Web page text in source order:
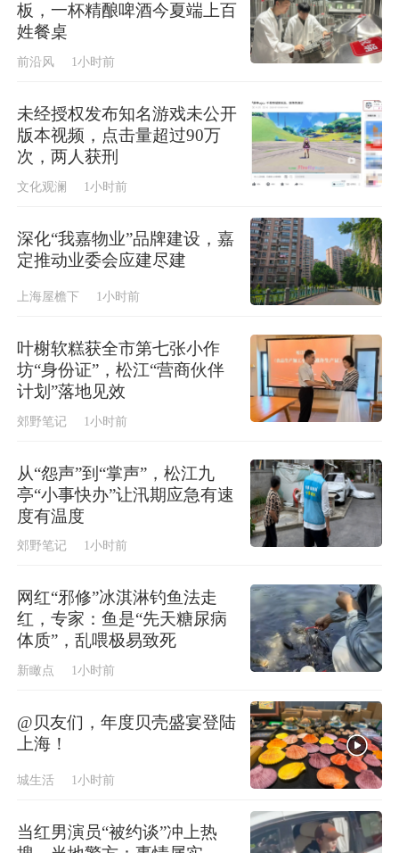
板，一杯精酿啤酒今夏端上百
姓餐桌
前沿风 1小时前
未经授权发布知名游戏未公开
版本视频，点击量超过90万
次，两人获刑
文化观澜 1小时前
深化“我嘉物业”品牌建设，嘉
定推动业委会应建尽建
上海屋檐下 1小时前
叶榭软糕获全市第七张小作
坊“身份证”，松江“营商伙伴
计划”落地见效
郊野笔记 1小时前
从“怨声”到“掌声”，松江九
亭“小事快办”让汛期应急有速
度有温度
郊野笔记 1小时前
网红“邪修”冰淇淋钓鱼法走
红，专家：鱼是“先天糖尿病
体质”，乱喂极易致死
新瞰点 1小时前
@贝友们，年度贝壳盛宴登陆
上海！
城生活 1小时前
当红男演员“被约谈”冲上热